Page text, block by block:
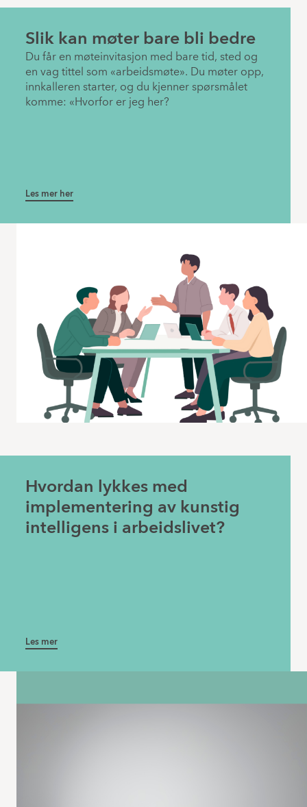
Slik kan møter bare bli bedre
Du får en møteinvitasjon med bare tid, sted og
en vag tittel som «arbeidsmøte». Du møter opp,
innkalleren starter, og du kjenner spørsmålet
komme: «Hvorfor er jeg her?
Les mer her
Hvordan lykkes med
implementering av kunstig
intelligens i arbeidslivet?
Les mer